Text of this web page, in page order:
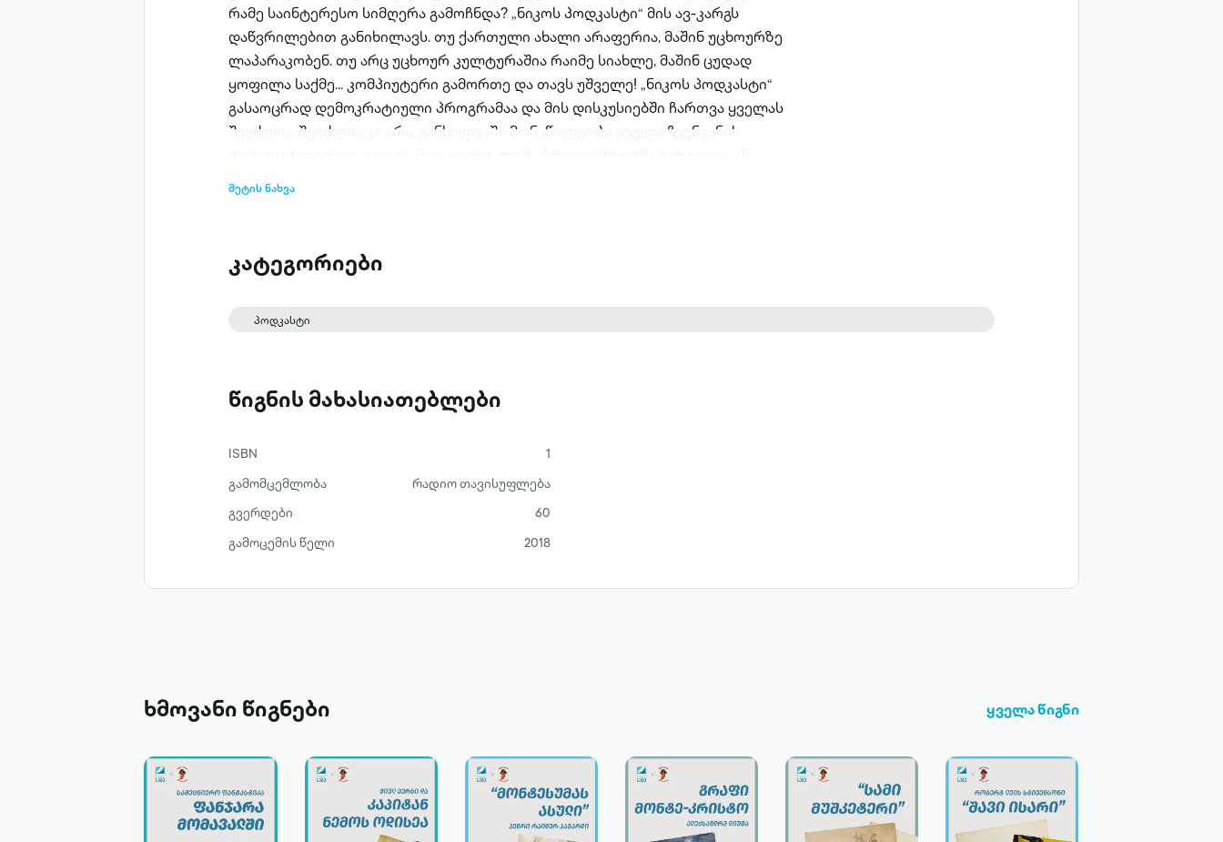
რამე საინტერესო სიმღერა გამოჩნდა? „ნიკოს პოდკასტი“ მის ავ-კარგს
დაწვრილებით განიხილავს. თუ ქართული ახალი არაფერია, მაშინ უცხოურზე
ლაპარაკობენ. თუ არც უცხოურ კულტურაშია რაიმე სიახლე, მაშინ ცუდად
ყოფილა საქმე... კომპიუტერი გამორთე და თავს უშველე! „ნიკოს პოდკასტი“
გასაოცრად დემოკრატიული პროგრამაა და მის დისკუსიებში ჩართვა ყველას
შეუძლია. შეუძლია კი არა, განხილვაში მონაწილეობა ყველა ჩვენგანის
ფეისბუკის გვერდზე, ან ფეისბუკის ჯგუფში, ან კი აი, აქ, სადაც ახლა ამას
მეტის ნახვა
კატეგორიები
პოდკასტი
წიგნის მახასიათებლები
ISBN
1
გამომცემლობა
რადიო თავისუფლება
გვერდები
60
გამოცემის წელი
2018
ხმოვანი წიგნები ყველა წიგნი